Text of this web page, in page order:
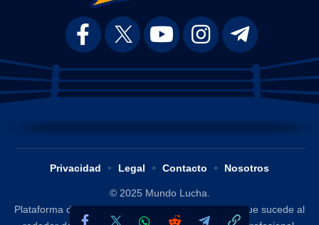
© 2025 Mundo Lucha.
Plataforma digital dedicada a difundir y analizar lo que sucede al
Privacidad Legal Contacto Nosotros